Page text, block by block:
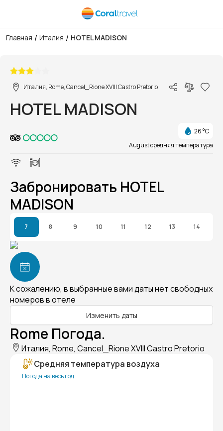
Главная / Италия / HOTEL MADISON
Италия, Rome, Cancel_Rione XVIII Castro Pretorio
HOTEL MADISON
26 °C
August средняя температура
Забронировать HOTEL
MADISON
7 8 9 10 11 12 13 14
К сожалению, в выбранные вами даты нет свободных
номеров в отеле
Изменить даты
Rome Погода.
Италия, Rome, Cancel_Rione XVIII Castro Pretorio
Средняя температура воздуха
Погода на весь год